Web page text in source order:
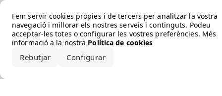
Fem servir cookies pròpies i de tercers per analitzar la vostra
navegació i millorar els nostres serveis i continguts. Podeu
acceptar-les totes o configurar les vostres preferències. Més
informació a la nostra Política de cookies
Rebutjar Configurar
Error loading the brand